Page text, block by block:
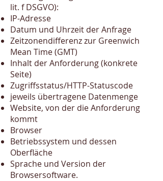
lit. f DSGVO):
IP-Adresse
Datum und Uhrzeit der Anfrage
Zeitzonendifferenz zur Greenwich
Mean Time (GMT)
Inhalt der Anforderung (konkrete
Seite)
Zugriffsstatus/HTTP-Statuscode
jeweils übertragene Datenmenge
Website, von der die Anforderung
kommt
Browser
Betriebssystem und dessen
Oberfläche
Sprache und Version der
Browsersoftware.